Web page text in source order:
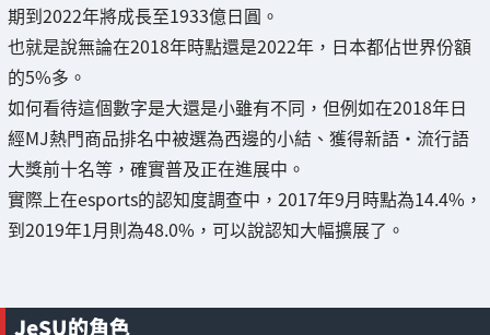
期到2022年將成長至1933億日圓。
也就是說無論在2018年時點還是2022年，日本都佔世界份額
的5%多。
如何看待這個數字是大還是小雖有不同，但例如在2018年日
經MJ熱門商品排名中被選為西邊的小結、獲得新語・流行語
大獎前十名等，確實普及正在進展中。
實際上在esports的認知度調查中，2017年9月時點為14.4%，
到2019年1月則為48.0%，可以說認知大幅擴展了。
JeSU的角色